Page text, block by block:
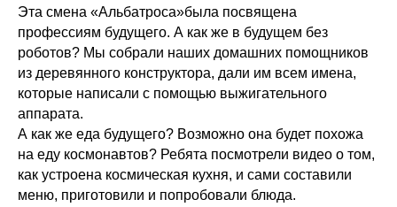
Эта смена «Альбатроса»была посвящена
профессиям будущего. А как же в будущем без
роботов? Мы собрали наших домашних помощников
из деревянного конструктора, дали им всем имена,
которые написали с помощью выжигательного
аппарата.
А как же еда будущего? Возможно она будет похожа
на еду космонавтов? Ребята посмотрели видео о том,
как устроена космическая кухня, и сами составили
меню, приготовили и попробовали блюда.